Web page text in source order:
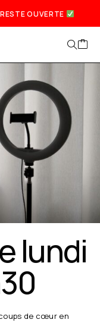
OUVERTE
lundi
de cœur en